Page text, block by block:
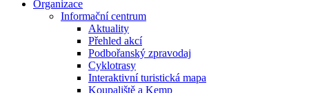
Organizace
Informační centrum
Aktuality
Přehled akcí
Podbořanský zpravodaj
Cyklotrasy
Interaktivní turistická mapa
Koupaliště a Kemp